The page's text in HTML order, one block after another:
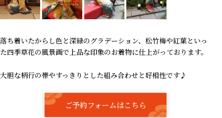
落ち着いたからし色と深緑のグラデーション、松竹梅や紅葉といっ
た四季草花の風景画で上品な印象のお着物に仕上がっております。
大胆な柄行の帯やすっきりとした組み合わせと好相性です♪
ご予約フォームはこちら